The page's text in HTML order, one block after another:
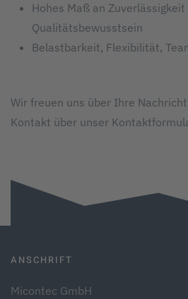
Hohes Maß an Zuverlässigkeit
Qualitätsbewusstsein
Belastbarkeit, Flexibilität,
Wir freuen uns über Ihre
Kontakt über unser
ANSCHRIFT
Micontec GmbH